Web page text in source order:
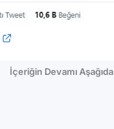
İçeriğin Devamı Aşağıda